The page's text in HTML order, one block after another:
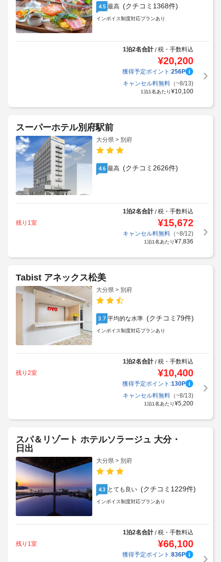
4.5 最高 (クチコミ1368件)
インボイス制度対応プランあり
1泊2名合計/税・手数料込
¥20,200
獲得予定ポイント:256P
キャンセル料無料（~8/13)
1泊1名あたり¥10,100
スーパーホテル別府駅前
大分県 > 別府
4.6 最高 (クチコミ2626件)
1泊2名合計/税・手数料込
残り1室
¥15,672
キャンセル料無料（~8/12)
1泊1名あたり¥7,836
Tabist アネックス松美
大分県 > 別府
3.7 平均的な水準 (クチコミ79件)
インボイス制度対応プランあり
1泊2名合計/税・手数料込
残り2室
¥10,400
獲得予定ポイント:130P
キャンセル料無料（~8/13)
1泊1名あたり¥5,200
スパ＆リゾート ホテルソラージュ 大分・
日出
大分県 > 別府
4.3 とても良い (クチコミ1229件)
インボイス制度対応プランあり
1泊2名合計/税・手数料込
残り1室
¥66,100
獲得予定ポイント:836P